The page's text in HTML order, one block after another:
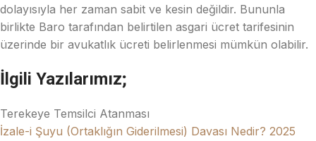
dolayısıyla her zaman sabit ve kesin değildir. Bununla
birlikte Baro tarafından belirtilen asgari ücret tarifesinin
üzerinde bir avukatlık ücreti belirlenmesi mümkün olabilir.
İlgili Yazılarımız;
Terekeye Temsilci Atanması
İzale-i Şuyu (Ortaklığın Giderilmesi) Davası Nedir? 2025